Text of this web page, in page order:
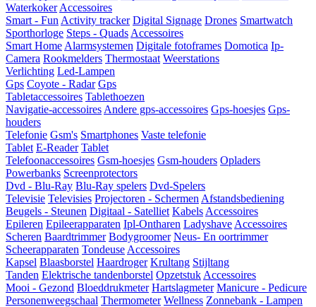
Waterkoker Accessoires
Smart - Fun Activity tracker Digital Signage Drones Smartwatch
Sporthorloge Steps - Quads Accessoires
Smart Home Alarmsystemen Digitale fotoframes Domotica Ip-
Camera Rookmelders Thermostaat Weerstations
Verlichting Led-Lampen
Gps Coyote - Radar Gps
Tabletaccessoires Tablethoezen
Navigatie-accessoires Andere gps-accessoires Gps-hoesjes Gps-
houders
Telefonie Gsm's Smartphones Vaste telefonie
Tablet E-Reader Tablet
Telefoonaccessoires Gsm-hoesjes Gsm-houders Opladers
Powerbanks Screenprotectors
Dvd - Blu-Ray Blu-Ray spelers Dvd-Spelers
Televisie Televisies Projectoren - Schermen Afstandsbediening
Beugels - Steunen Digitaal - Satelliet Kabels Accessoires
Epileren Epileerapparaten Ipl-Ontharen Ladyshave Accessoires
Scheren Baardtrimmer Bodygroomer Neus- En oortrimmer
Scheerapparaten Tondeuse Accessoires
Kapsel Blaasborstel Haardroger Krultang Stijltang
Tanden Elektrische tandenborstel Opzetstuk Accessoires
Mooi - Gezond Bloeddrukmeter Hartslagmeter Manicure - Pedicure
Personenweegschaal Thermometer Wellness Zonnebank - Lampen